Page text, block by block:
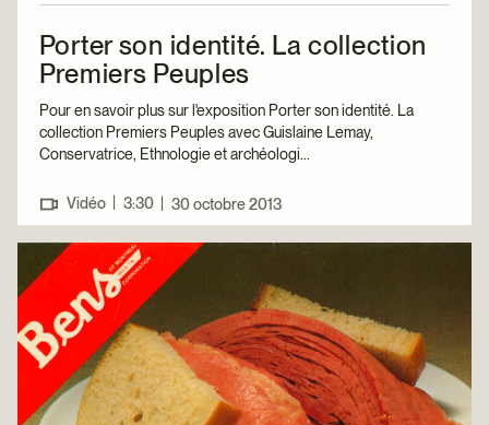
Porter son identité. La collection
Premiers Peuples
Pour en savoir plus sur l'exposition Porter son identité. La
collection Premiers Peuples avec Guislaine Lemay,
Conservatrice, Ethnologie et archéologi...
Vidéo 3:30 30 octobre 2013